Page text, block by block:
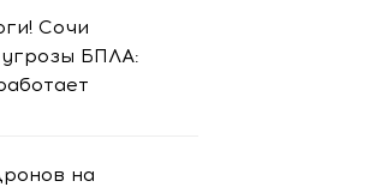
Сочи
БПЛА:
на